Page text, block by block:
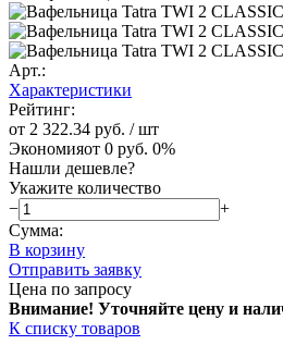
Арт.:
Характеристики
Рейтинг:
от 2 322.34 руб. / шт
Экономияот 0 руб. 0%
Нашли дешевле?
Укажите количество
−
+
Сумма:
В корзину
Отправить заявку
Цена по запросу
Внимание! Уточняйте цену и
К списку товаров